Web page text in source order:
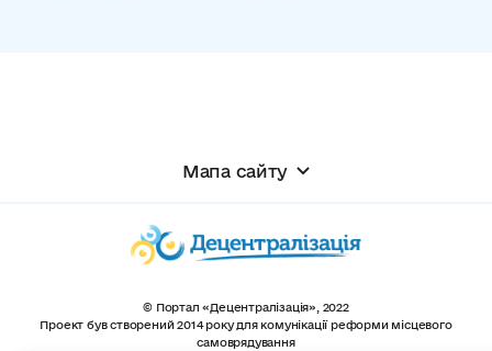
Мапа сайту
© Портал «Децентралізація», 2022
Проект був створений 2014 року для комунікації реформи місцевого
самоврядування